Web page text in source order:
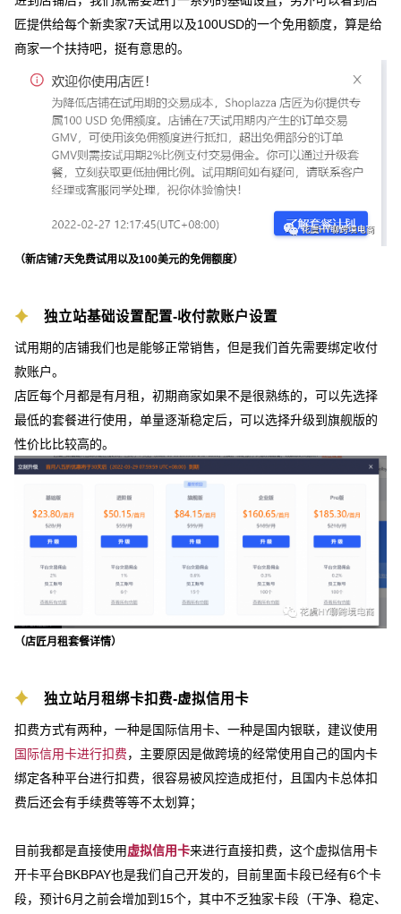
匠提供给每个新卖家7天试用以及100USD的一个免用额度，算是给
商家一个扶持吧，挺有意思的。
（新店铺7天免费试用以及100美元的免佣额度）
独立站基础设置配置-收付款账户设置
试用期的店铺我们也是能够正常销售，但是我们首先需要绑定收付
款账户。
店匠每个月都是有月租，初期商家如果不是很熟练的，可以先选择
最低的套餐进行使用，单量逐渐稳定后，可以选择升级到旗舰版的
性价比比较高的。
（店匠月租套餐详情）
独立站月租绑卡扣费-虚拟信用卡
扣费方式有两种，一种是国际信用卡、一种是国内银联，建议使用
国际信用卡进行扣费，主要原因是做跨境的经常使用自己的国内卡
绑定各种平台进行扣费，很容易被风控造成拒付，且国内卡总体扣
费后还会有手续费等等不太划算；
目前我都是直接使用虚拟信用卡来进行直接扣费，这个虚拟信用卡
开卡平台BKBPAY也是我们自己开发的，目前里面卡段已经有6个卡
段，预计6月之前会增加到15个，其中不乏独家卡段（干净、稳定、